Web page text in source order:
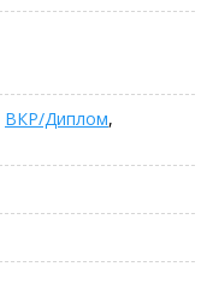
ВКР/Диплом,